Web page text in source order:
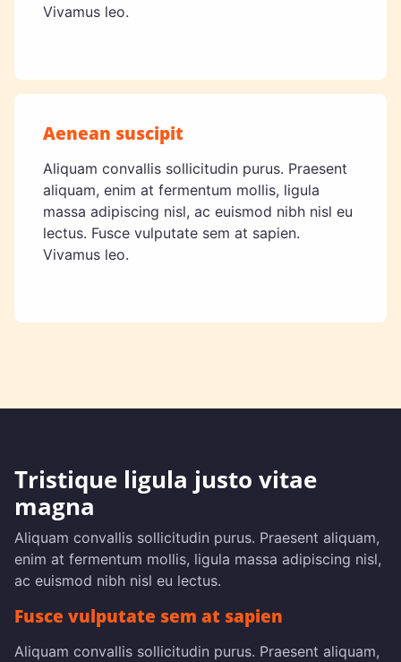
Vivamus leo.
Aenean suscipit
Aliquam convallis sollicitudin purus. Praesent
aliquam, enim at fermentum mollis, ligula
massa adipiscing nisl, ac euismod nibh nisl eu
lectus. Fusce vulputate sem at sapien.
Vivamus leo.
Tristique ligula justo vitae
magna
Aliquam convallis sollicitudin purus. Praesent aliquam,
enim at fermentum mollis, ligula massa adipiscing nisl,
ac euismod nibh nisl eu lectus.
Fusce vulputate sem at sapien
Aliquam convallis sollicitudin purus. Praesent aliquam,